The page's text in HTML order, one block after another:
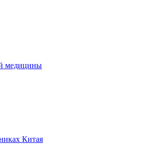
медицины
Китая